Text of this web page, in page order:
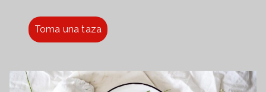
Toma una taza